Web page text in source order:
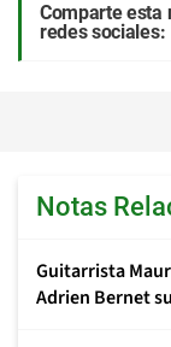
Comparte esta
redes sociales:
Notas
Guitarrista
Adrien Bernet